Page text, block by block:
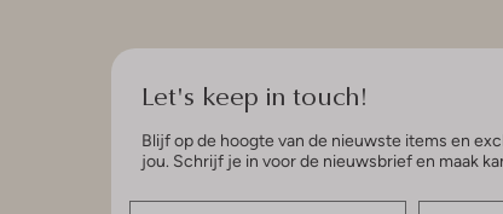
Let's keep in touch!
Blijf op de hoogte van de nieuwste items en
jou. Schrijf je in voor de nieuwsbrief en maak